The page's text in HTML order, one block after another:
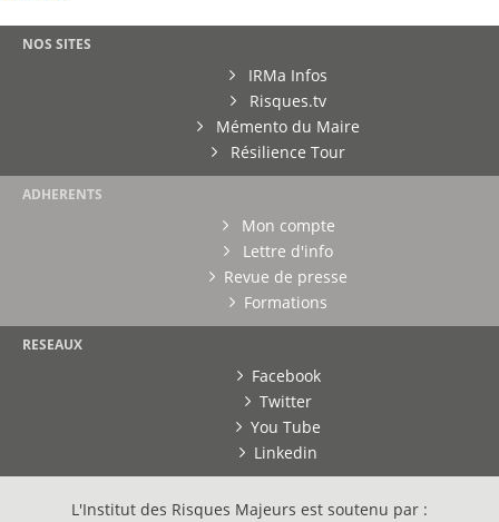
NOS SITES
IRMa Infos
Risques.tv
Mémento du Maire
Résilience Tour
ADHERENTS
Mon compte
Lettre d'info
Revue de presse
Formations
RESEAUX
Facebook
Twitter
You Tube
Linkedin
L'Institut des Risques Majeurs est soutenu par :